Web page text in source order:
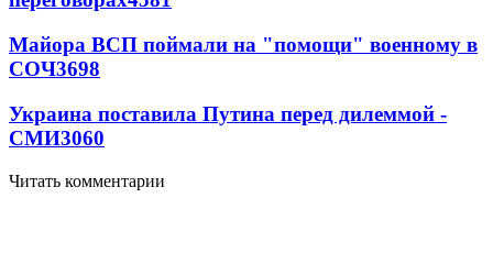
Майора ВСП поймали на "помощи" военному в
СОЧ3698
Украина поставила Путина перед дилеммой -
СМИ3060
Читать комментарии